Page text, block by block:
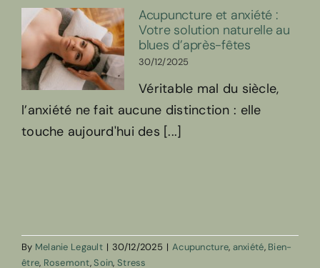
Acupuncture et anxiété :
Votre solution naturelle au
blues d’après-fêtes
30/12/2025
Véritable mal du siècle,
l’anxiété ne fait aucune distinction : elle
touche aujourd'hui des [...]
By Melanie Legault | 30/12/2025 | Acupuncture, anxiété, Bien-
être, Rosemont,Soin, Stress